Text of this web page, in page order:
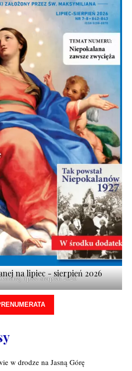
lipiec-sierpień 2026
na lipiec - sierpień 2026
w drodze na Jasną Górę